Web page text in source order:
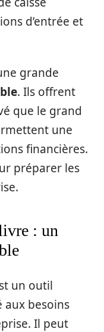
d’entrée et
grande
. Ils offrent
que le grand
une
financières.
préparer les
: un
un outil
besoins
Il peut